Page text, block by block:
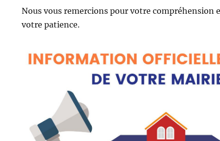
Nous vous remercions pour votre compréhension
votre patience.